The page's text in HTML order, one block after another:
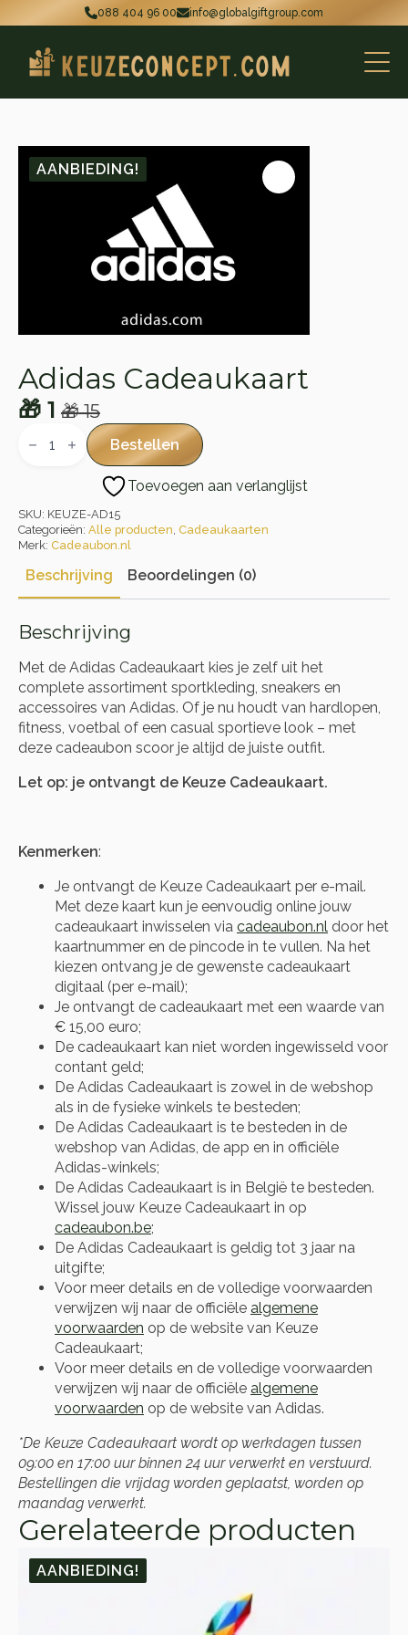
088 404 96 00 info@globalgiftgroup.com
AANBIEDING!
Adidas Cadeaukaart
🎁15
Oorspronkelijke
prijs
🎁 15.
🎁 1
Huidige
prijs
🎁 1.
Cadeaukaart Bestellen
Toevoegen aan verlanglijst
SKU: KEUZE-AD15
Categorieën: Alle producten, Cadeaukaarten
Merk: Cadeaubon.nl
Beschrijving Beoordelingen (0)
Beschrijving
Met de Adidas Cadeaukaart kies je zelf uit het
complete assortiment sportkleding, sneakers en
accessoires van Adidas. Of je nu houdt van hardlopen,
fitness, voetbal of een casual sportieve look – met
deze cadeaubon scoor je altijd de juiste outfit.
Let op: je ontvangt de Keuze Cadeaukaart.
Kenmerken:
Je ontvangt de Keuze Cadeaukaart per e-mail.
Met deze kaart kun je eenvoudig online jouw
cadeaukaart inwisselen via cadeaubon.nl door het
kaartnummer en de pincode in te vullen. Na het
kiezen ontvang je de gewenste cadeaukaart
digitaal (per e-mail);
Je ontvangt de cadeaukaart met een waarde van
€ 15,00 euro;
De cadeaukaart kan niet worden ingewisseld voor
contant geld;
De Adidas Cadeaukaart is zowel in de webshop
als in de fysieke winkels te besteden;
De Adidas Cadeaukaart is te besteden in de
webshop van Adidas, de app en in officiële
Adidas-winkels;
De Adidas Cadeaukaart is in België te besteden.
Wissel jouw Keuze Cadeaukaart in op
cadeaubon.be;
De Adidas Cadeaukaart is geldig tot 3 jaar na
uitgifte;
Voor meer details en de volledige voorwaarden
verwijzen wij naar de officiële algemene
voorwaarden op de website van Keuze
Cadeaukaart;
Voor meer details en de volledige voorwaarden
verwijzen wij naar de officiële algemene
voorwaarden op de website van Adidas.
*De Keuze Cadeaukaart wordt op werkdagen tussen
09:00 en 17:00 uur binnen 24 uur verwerkt en verstuurd.
Bestellingen die vrijdag worden geplaatst, worden op
maandag verwerkt.
Gerelateerde producten
AANBIEDING!